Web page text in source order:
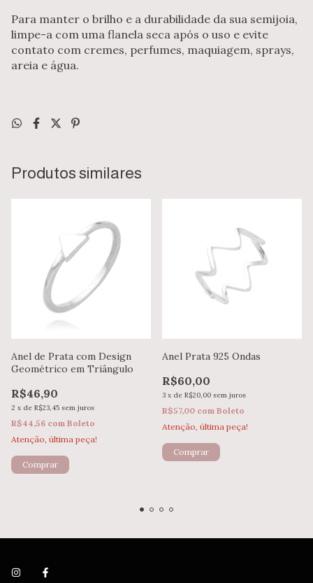
Para manter o brilho e a durabilidade da sua semijoia,
limpe-a com uma flanela seca após o uso e evite
contato com cremes, perfumes, maquiagem, sprays,
areia e água.
Produtos similares
Anel de Prata com Design
Geométrico em Triângulo
R$46,90
2 x de R$23,45 sem juros
R$44,56 com Boleto
Atenção, última peça!
Comprar
Anel Prata 925 Ondas
R$60,00
3 x de R$20,00 sem juros
R$57,00 com Boleto
Atenção, última peça!
Comprar